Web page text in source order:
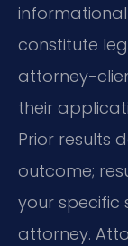
constitute
attorney-
their
Prior results
outcome;
your specific
attorney.